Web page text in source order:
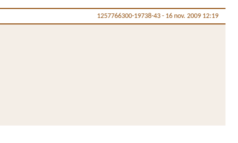
1257766300-19738-43 - 16 nov. 2009 12:19